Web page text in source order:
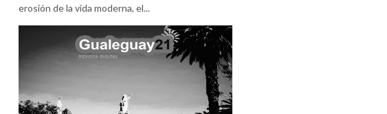
erosión de la vida moderna, el...